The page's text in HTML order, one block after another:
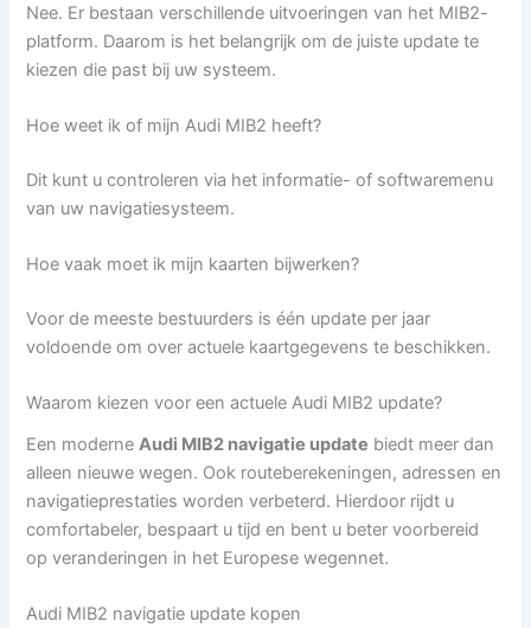
Nee. Er bestaan verschillende uitvoeringen van het MIB2-
platform. Daarom is het belangrijk om de juiste update te
kiezen die past bij uw systeem.
Hoe weet ik of mijn Audi MIB2 heeft?
Dit kunt u controleren via het informatie- of softwaremenu
van uw navigatiesysteem.
Hoe vaak moet ik mijn kaarten bijwerken?
Voor de meeste bestuurders is één update per jaar
voldoende om over actuele kaartgegevens te beschikken.
Waarom kiezen voor een actuele Audi MIB2 update?
Een moderne Audi MIB2 navigatie update biedt meer dan
alleen nieuwe wegen. Ook routeberekeningen, adressen en
navigatieprestaties worden verbeterd. Hierdoor rijdt u
comfortabeler, bespaart u tijd en bent u beter voorbereid
op veranderingen in het Europese wegennet.
Audi MIB2 navigatie update kopen